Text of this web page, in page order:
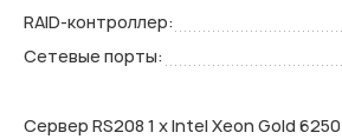
RAID-контроллер:
Сетевые порты:
Сервер RS208 1 x Intel Xeon Gold 6250